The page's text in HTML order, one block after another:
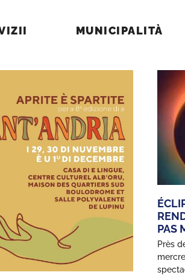
MUNICIPALITÀ
PAS
Près